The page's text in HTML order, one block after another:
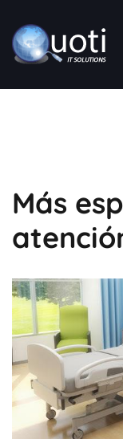
contenido
Más